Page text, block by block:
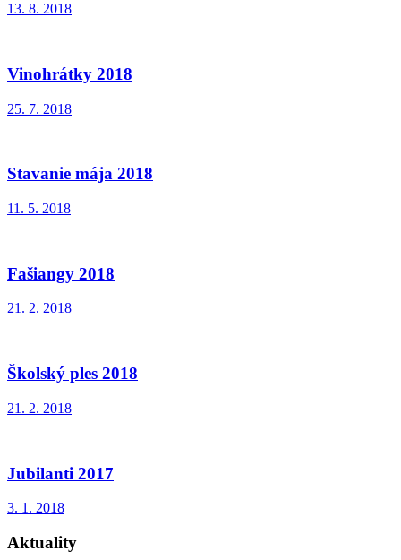
13. 8. 2018
Vinohrátky 2018
25. 7. 2018
Stavanie mája 2018
11. 5. 2018
Fašiangy 2018
21. 2. 2018
Školský ples 2018
21. 2. 2018
Jubilanti 2017
3. 1. 2018
Aktuality